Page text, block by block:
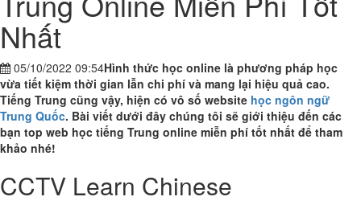
Nhất
05/10/2022 09:54Hình thức học online là phương pháp học
vừa tiết kiệm thời gian lẫn chi phí và mang lại hiệu quả cao.
Tiếng Trung cũng vậy, hiện có vô số website học ngôn ngữ
Trung Quốc. Bài viết dưới đây chúng tôi sẽ giới thiệu đến các
bạn top web học tiếng Trung online miễn phí tốt nhất để tham
khảo nhé!
CCTV Learn Chinese